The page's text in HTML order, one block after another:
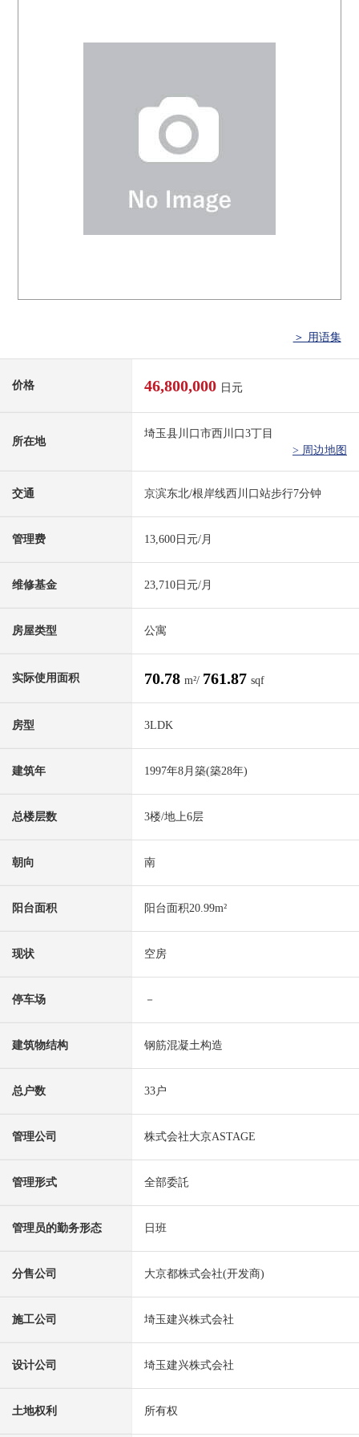
＞ 用语集
价格 46,800,000 日元
所在地
埼玉县川口市西川口3丁目
> 周边地图
交通 京滨东北/根岸线西川口站步行7分钟
管理费 13,600日元/月
维修基金 23,710日元/月
房屋类型 公寓
实际使用面积 70.78 m²/ 761.87 sqf
房型 3LDK
建筑年 1997年8月築(築28年)
总楼层数 3楼/地上6层
朝向 南
阳台面积 阳台面积20.99m²
现状 空房
停车场 －
建筑物结构 钢筋混凝土构造
总户数 33户
管理公司 株式会社大京ASTAGE
管理形式 全部委託
管理员的勤务形态 日班
分售公司 大京都株式会社(开发商)
施工公司 埼玉建兴株式会社
设计公司 埼玉建兴株式会社
土地权利 所有权